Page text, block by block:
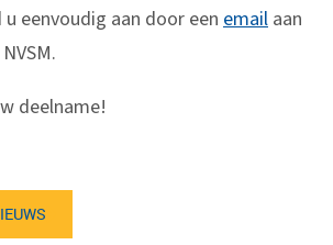
eenvoudig aan door een email aan
deelname!